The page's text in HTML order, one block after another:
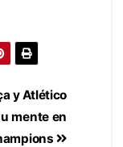
y Atlético
mente en